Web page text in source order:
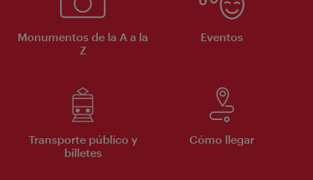
Monumentos de la A a la
Z
Eventos
Transporte público y
billetes
Cómo llegar